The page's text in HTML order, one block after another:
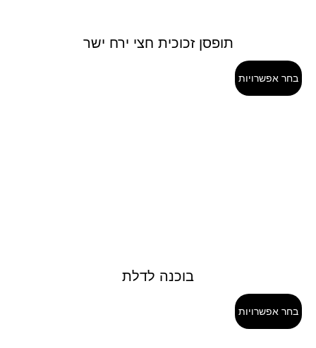
תופסן זכוכית חצי ירח ישר
בחר אפשרויות
בוכנה לדלת
בחר אפשרויות